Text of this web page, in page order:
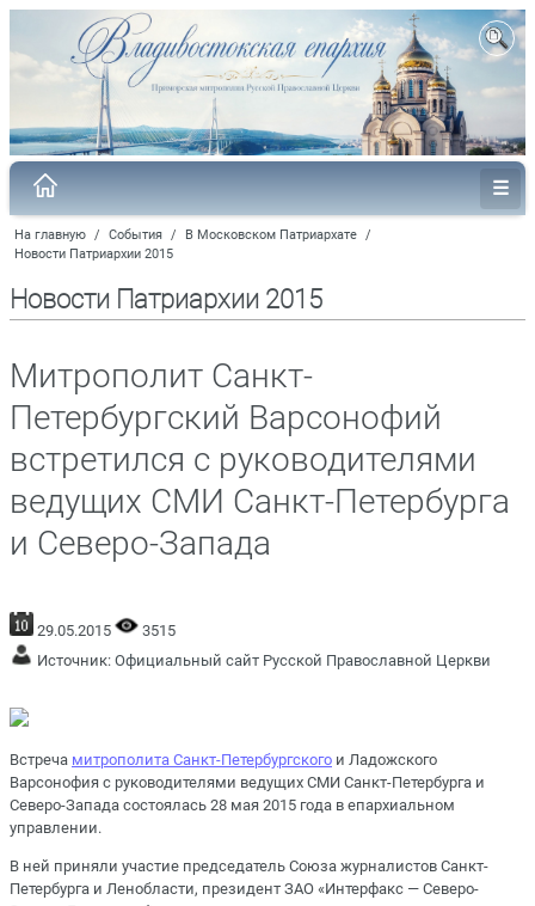
На главную / События / В Московском Патриархате /
Новости Патриархии 2015
Новости Патриархии 2015
Митрополит Санкт-
Петербургский Варсонофий
встретился с руководителями
ведущих СМИ Санкт-Петербурга
и Северо-Запада
29.05.2015
3515
Источник: Официальный сайт Русской Православной Церкви
Встреча митрополита Санкт-Петербургского и Ладожского
Варсонофия с руководителями ведущих СМИ Санкт-Петербурга и
Северо-Запада состоялась 28 мая 2015 года в епархиальном
управлении.
В ней приняли участие председатель Союза журналистов Санкт-
Петербурга и Ленобласти, президент ЗАО «Интерфакс — Северо-